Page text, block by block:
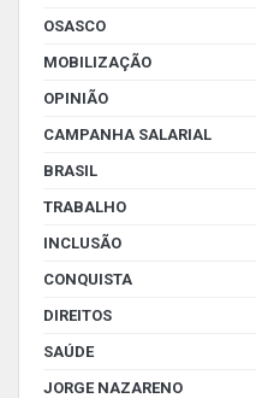
OSASCO
MOBILIZAÇÃO
OPINIÃO
CAMPANHA SALARIAL
BRASIL
TRABALHO
INCLUSÃO
CONQUISTA
DIREITOS
SAÚDE
JORGE NAZARENO